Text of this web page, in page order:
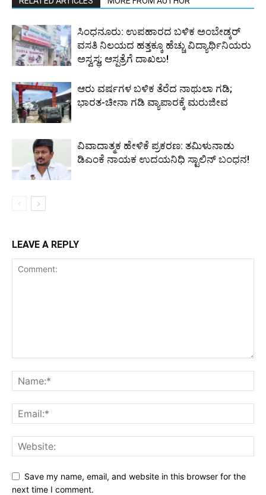
ಸಿಂಧನೂರು: ಉಪಹಾರದ ಬಳಿಕ ಅಂಬೇಡ್ಕರ್
ವಸತಿ ನಿಲಯದ ಹತ್ತಕ್ಕೂ ಹೆಚ್ಚು ವಿದ್ಯಾರ್ಥಿನಿಯರು
ಅಸ್ವಸ್ಥ; ಆಸ್ಪತ್ರೆಗೆ ದಾಖಲು!
ಆರು ವರ್ಷಗಳ ಬಳಿಕ ತೆರೆದ ನಾಥುಲಾ ಗಡಿ;
ಭಾರತ-ಚೀನಾ ಗಡಿ ವ್ಯಾಪಾರಕ್ಕೆ ಮರುಜೀವ
ವಿವಾದಾತ್ಮಕ ಹೇಳಿಕೆ ಪ್ರಕರಣ: ತಮಿಳುನಾಡು
ಡಿಎಂಕೆ ನಾಯಕ ಉದಯನಿಧಿ ಸ್ಟಾಲಿನ್ ಬಂಧನ!
LEAVE A REPLY
Save my name, email, and website in this browser for the
next time I comment.